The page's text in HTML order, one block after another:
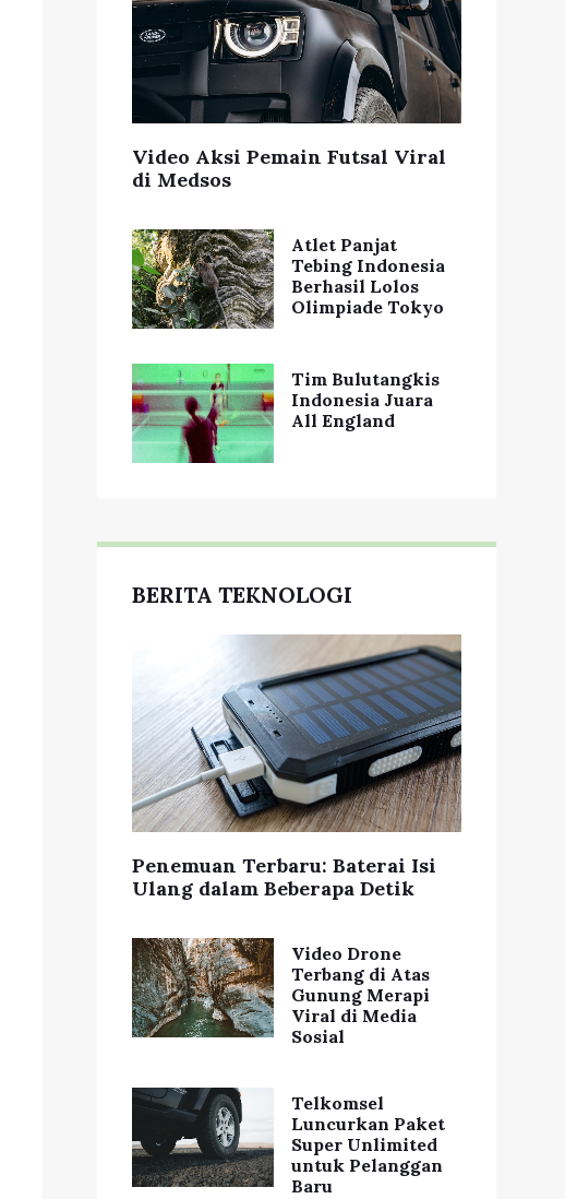
Video Aksi Pemain Futsal Viral
di Medsos
Atlet Panjat
Tebing Indonesia
Berhasil Lolos
Olimpiade Tokyo
Tim Bulutangkis
Indonesia Juara
All England
BERITA TEKNOLOGI
Penemuan Terbaru: Baterai Isi
Ulang dalam Beberapa Detik
Video Drone
Terbang di Atas
Gunung Merapi
Viral di Media
Sosial
Telkomsel
Luncurkan Paket
Super Unlimited
untuk Pelanggan
Baru